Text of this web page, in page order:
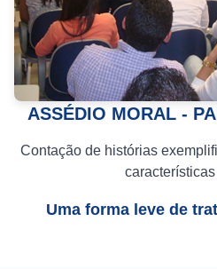
ASSÉDIO MORAL -
Contação de histórias
Uma forma leve de